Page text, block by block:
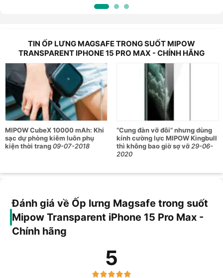
·Bảo vệ camera & màn hình (viền nâng cao thêm 0,33
· Lớp phủ chống tương phản mạnh mẽ
·
Tương thích với sạc magsafe và các phụ kiện
magasfe, lực hút cực mạnh
·100% thiết kế chính xác từng nút bấm và cổng
·Thiết kế cụm camera lớn và không cấn với các loại
cường lực camera khác
Test chống sốc thiết kế giọt nước trên 1000+ lần
·
Thiết kế đệm khí các góc, chống sốc tốt hơn cho máy
của bạn
TIN ỐP LƯNG MAGSAFE TRONG SUỐT MIPOW
TRANSPARENT IPHONE 15 PRO MAX - CHÍNH HÃNG
MIPOW CubeX 10000 mAh: Khi
sạc dự phòng kiêm luôn phụ
kiện thời trang09-07-2018
“Cung đàn vỡ đôi” nhưng dùng
kính cường lực MIPOW Kingbull
thì không bao giờ sợ vỡ29-06-
2020
Đánh giá về Ốp lưng Magsafe trong suốt
Mipow Transparent iPhone 15 Pro Max -
Chính hãng
5